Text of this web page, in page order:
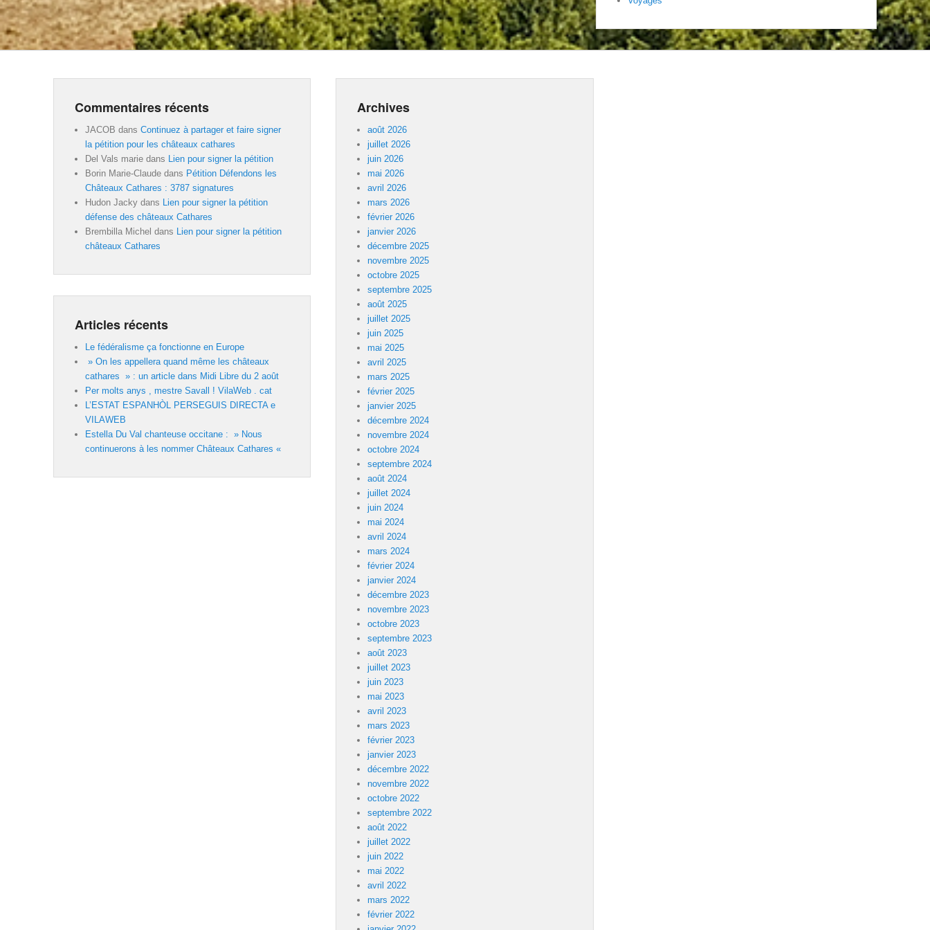
Commentaires récents
JACOB dans Continuez à partager et faire signer
la pétition pour les châteaux cathares
Del Vals marie dans
Lien pour signer la pétition
Borin Marie-Claude dans Pétition Défendons les
Châteaux Cathares : 3787 signatures
Hudon Jacky dans
Lien pour signer la pétition
défense des châteaux Cathares
Brembilla Michel dans
Lien pour signer la pétition
châteaux Cathares
Articles récents
Le fédéralisme ça fonctionne en Europe
» On les appellera quand même les châteaux
cathares » : un article dans Midi Libre du 2 août
Per molts anys , mestre Savall ! VilaWeb . cat
L’ESTAT ESPANHÒL PERSEGUIS DIRECTA e
VILAWEB
Estella Du Val chanteuse occitane : » Nous
continuerons à les nommer Châteaux Cathares «
Archives
août 2026
juillet 2026
juin 2026
mai 2026
avril 2026
mars 2026
février 2026
janvier 2026
décembre 2025
novembre 2025
octobre 2025
septembre 2025
août 2025
juillet 2025
juin 2025
mai 2025
avril 2025
mars 2025
février 2025
janvier 2025
décembre 2024
novembre 2024
octobre 2024
septembre 2024
août 2024
juillet 2024
juin 2024
mai 2024
avril 2024
mars 2024
février 2024
janvier 2024
décembre 2023
novembre 2023
octobre 2023
septembre 2023
août 2023
juillet 2023
juin 2023
mai 2023
avril 2023
mars 2023
février 2023
janvier 2023
décembre 2022
novembre 2022
octobre 2022
septembre 2022
août 2022
juillet 2022
juin 2022
mai 2022
avril 2022
mars 2022
février 2022